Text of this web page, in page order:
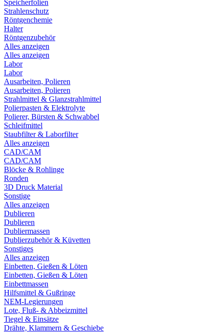
Speicherfolien
Strahlenschutz
Röntgenchemie
Halter
Röntgenzubehör
Alles anzeigen
Alles anzeigen
Labor
Labor
Ausarbeiten, Polieren
Ausarbeiten, Polieren
Strahlmittel & Glanzstrahlmittel
Polierpasten & Elektrolyte
Polierer, Bürsten & Schwabbel
Schleifmittel
Staubfilter & Laborfilter
Alles anzeigen
CAD/CAM
CAD/CAM
Blöcke & Rohlinge
Ronden
3D Druck Material
Sonstige
Alles anzeigen
Dublieren
Dublieren
Dubliermassen
Dublierzubehör & Küvetten
Sonstiges
Alles anzeigen
Einbetten, Gießen & Löten
Einbetten, Gießen & Löten
Einbettmassen
Hilfsmittel & Gußringe
NEM-Legierungen
Lote, Fluß- & Abbeizmittel
Tiegel & Einsätze
Drähte, Klammern & Geschiebe